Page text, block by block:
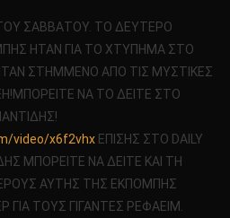
ΣΑΒΒΑΤΟΥ. ΤΟ ΔΕΥΤΕΡΟ
ΗΤΑΝ ΓΙΑ ΤΟ ΧΤΥΠΗΜΑ ΣΤΟ
ΣΤΗΜΜΕΝΟ ΑΠΟ ΤΙΣ ΜΥΣΤΙΚΕΣ
ΝΑ ΤΟ ΔΕΙΤΕ ΣΤΟ
video/x6f2vhxΕΠΙΣΗΣ ΣΤΟ DAILY
ΜΠΟΡΕΙΤΕ ΝΑ ΔΕΙΤΕ ΚΑΙ ΤΗ
ΑΥΤΗΣ ΤΗΣ ΕΚΠΟΜΠΗΣ
ΤΟΥΣ ΓΙΓΑΝΤΕΣ ΡΕΦΑΕΙΜ.